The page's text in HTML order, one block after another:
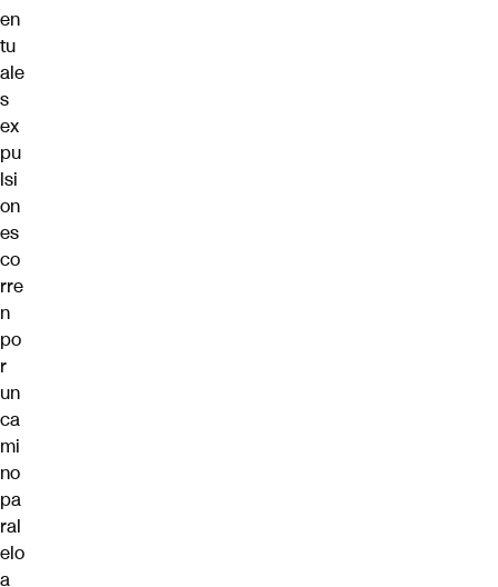
en
tu
ale
s
ex
pu
lsi
on
es
co
rre
n
po
r
un
ca
mi
no
pa
ral
elo
a